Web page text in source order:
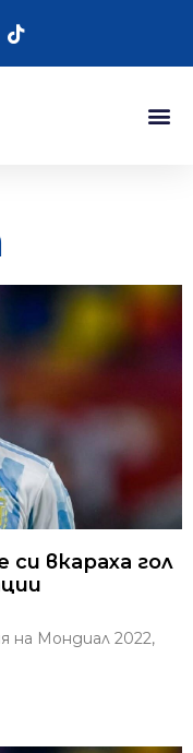
вкараха гол
на Мондиал 2022,